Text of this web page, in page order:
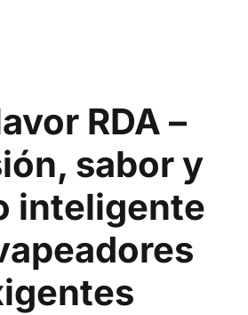
RDA –
sabor y
inteligente